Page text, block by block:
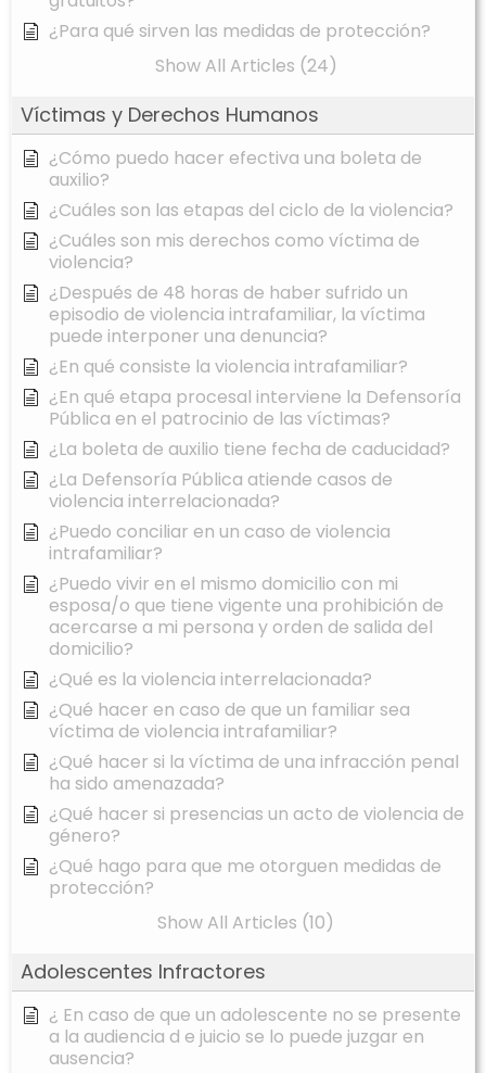
¿Para qué sirven las medidas de protección?
Show All Articles (24)
Víctimas y Derechos Humanos
¿Cómo puedo hacer efectiva una boleta de
auxilio?
¿Cuáles son las etapas del ciclo de la violencia?
¿Cuáles son mis derechos como víctima de
violencia?
¿Después de 48 horas de haber sufrido un
episodio de violencia intrafamiliar, la víctima
puede interponer una denuncia?
¿En qué consiste la violencia intrafamiliar?
¿En qué etapa procesal interviene la Defensoría
Pública en el patrocinio de las víctimas?
¿La boleta de auxilio tiene fecha de caducidad?
¿La Defensoría Pública atiende casos de
violencia interrelacionada?
¿Puedo conciliar en un caso de violencia
intrafamiliar?
¿Puedo vivir en el mismo domicilio con mi
esposa/o que tiene vigente una prohibición de
acercarse a mi persona y orden de salida del
domicilio?
¿Qué es la violencia interrelacionada?
¿Qué hacer en caso de que un familiar sea
víctima de violencia intrafamiliar?
¿Qué hacer si la víctima de una infracción penal
ha sido amenazada?
¿Qué hacer si presencias un acto de violencia de
género?
¿Qué hago para que me otorguen medidas de
protección?
Show All Articles (10)
Adolescentes Infractores
¿ En caso de que un adolescente no se presente
a la audiencia d e juicio se lo puede juzgar en
ausencia?